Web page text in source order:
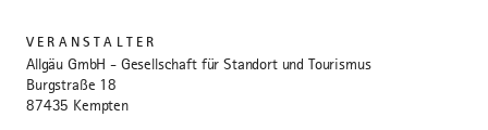
VERANSTALTER
Allgäu GmbH - Gesellschaft für Standort und Tourismus
Burgstraße 18
87435 Kempten